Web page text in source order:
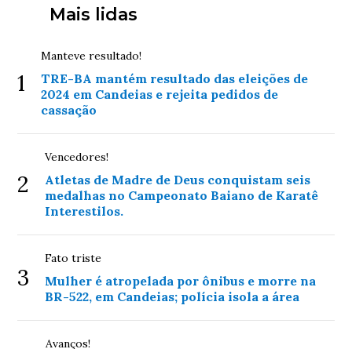
Mais lidas
1
Manteve resultado!
TRE-BA mantém resultado das eleições de
2024 em Candeias e rejeita pedidos de
cassação
2
Vencedores!
Atletas de Madre de Deus conquistam seis
medalhas no Campeonato Baiano de Karatê
Interestilos.
3
Fato triste
Mulher é atropelada por ônibus e morre na
BR-522, em Candeias; polícia isola a área
Avanços!